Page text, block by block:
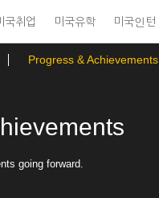
국취업 미국유학 미국인턴
Progress & Achievements
going forward.